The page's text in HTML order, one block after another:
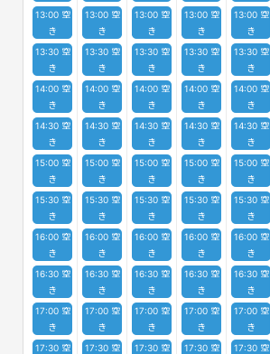
13:00 空
き
13:30 空
き
14:00 空
き
14:30 空
き
15:00 空
き
15:30 空
き
16:00 空
き
16:30 空
き
17:00 空
き
17:30 空
13:00 空
き
13:30 空
き
14:00 空
き
14:30 空
き
15:00 空
き
15:30 空
き
16:00 空
き
16:30 空
き
17:00 空
き
17:30 空
13:00 空
き
13:30 空
き
14:00 空
き
14:30 空
き
15:00 空
き
15:30 空
き
16:00 空
き
16:30 空
き
17:00 空
き
17:30 空
13:00 空
き
13:30 空
き
14:00 空
き
14:30 空
き
15:00 空
き
15:30 空
き
16:00 空
き
16:30 空
き
17:00 空
き
17:30 空
13:00 空
き
13:30 空
き
14:00 空
き
14:30 空
き
15:00 空
き
15:30 空
き
16:00 空
き
16:30 空
き
17:00 空
き
17:30 空